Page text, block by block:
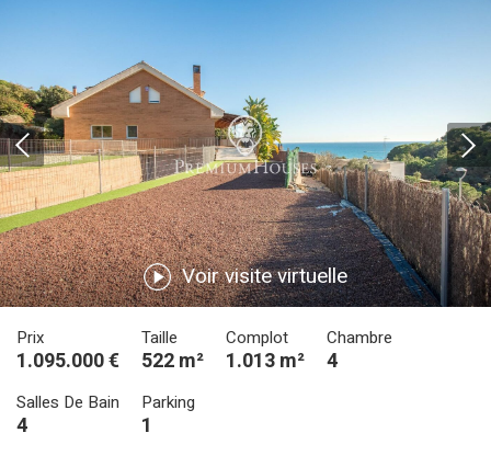
Voir visite virtuelle
Prix
1.095.000 €
Taille
522 m²
Complot
1.013 m²
Chambre
4
Salles De Bain
4
Parking
1